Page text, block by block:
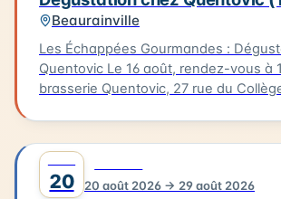
Beaurainville
Les Échappées Gourmandes :
Quentovic Le 16 août, rendez-vous à 14h à la
brasserie Quentovic, 27 rue du
plongez dans l'univers de deux
par les bières de caractère. Après cette
dégustation, arpentez Beaurainville
20 20 août 2026 → 29 août 2026